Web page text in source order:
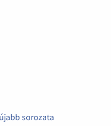
sorozata